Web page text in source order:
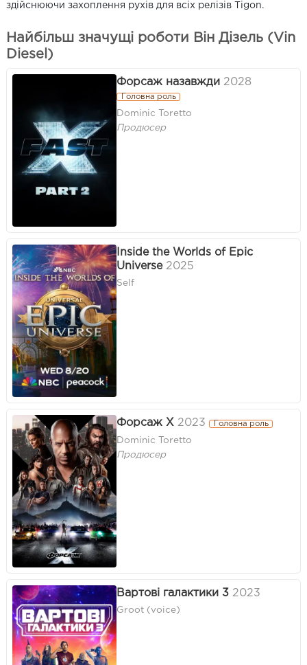
здійснюючи захоплення рухів для всіх релізів Tigon.
Найбільш значущі роботи Він Дізель (Vin
Diesel)
Форсаж назавжди 2028
Головна роль
Dominic Toretto
Продюсер
Inside the Worlds of Epic
Universe 2025
Self
Форсаж Х 2023 Головна роль
Dominic Toretto
Продюсер
Вартові галактики 3 2023
Groot (voice)